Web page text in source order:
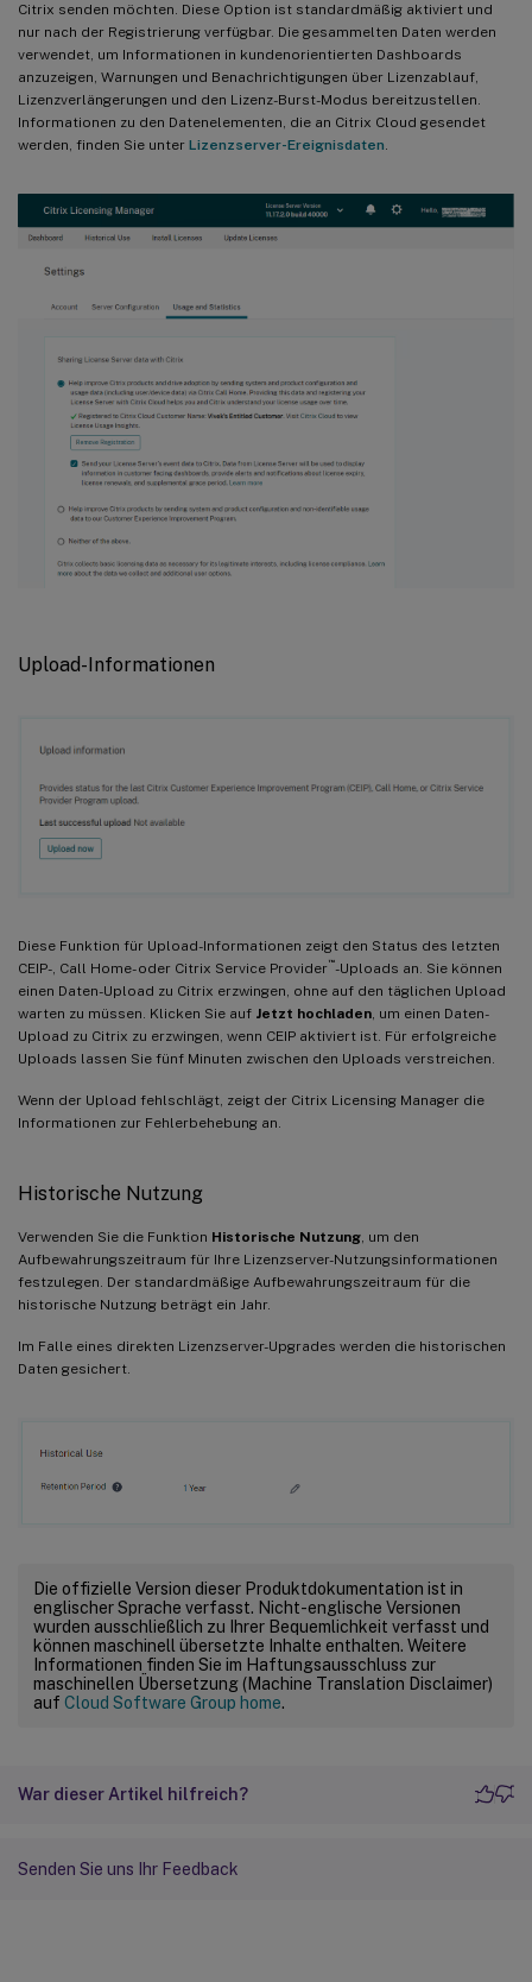
Citrix senden möchten. Diese Option ist standardmäßig aktiviert und
nur nach der Registrierung verfügbar. Die gesammelten Daten werden
verwendet, um Informationen in kundenorientierten Dashboards
anzuzeigen, Warnungen und Benachrichtigungen über Lizenzablauf,
Lizenzverlängerungen und den Lizenz-Burst-Modus bereitzustellen.
Informationen zu den Datenelementen, die an Citrix Cloud gesendet
werden, finden Sie unter Lizenzserver-Ereignisdaten.
Upload-Informationen
Diese Funktion für Upload-Informationen zeigt den Status des letzten
CEIP-, Call Home- oder Citrix Service Provider™-Uploads an. Sie können
einen Daten-Upload zu Citrix erzwingen, ohne auf den täglichen Upload
warten zu müssen. Klicken Sie auf Jetzt hochladen , um einen Daten-
Upload zu Citrix zu erzwingen, wenn CEIP aktiviert ist. Für erfolgreiche
Uploads lassen Sie fünf Minuten zwischen den Uploads verstreichen.
Wenn der Upload fehlschlägt, zeigt der Citrix Licensing Manager die
Informationen zur Fehlerbehebung an.
Historische Nutzung
Verwenden Sie die Funktion Historische Nutzung , um den
Aufbewahrungszeitraum für Ihre Lizenzserver-Nutzungsinformationen
festzulegen. Der standardmäßige Aufbewahrungszeitraum für die
historische Nutzung beträgt ein Jahr.
Im Falle eines direkten Lizenzserver-Upgrades werden die historischen
Daten gesichert.
Die offizielle Version dieser Produktdokumentation ist in
englischer Sprache verfasst. Nicht-englische Versionen
wurden ausschließlich zu Ihrer Bequemlichkeit verfasst und
können maschinell übersetzte Inhalte enthalten. Weitere
Informationen finden Sie im Haftungsausschluss zur
maschinellen Übersetzung (Machine Translation Disclaimer)
auf Cloud Software Group home.
War dieser Artikel hilfreich?
Senden Sie uns Ihr Feedback